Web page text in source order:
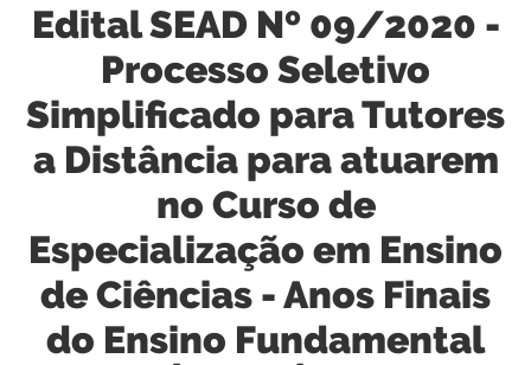
Edital SEAD Nº 09/2020 -
Processo Seletivo
Simplificado para Tutores
a Distância para atuarem
no Curso de
Especialização em Ensino
de Ciências - Anos Finais
do Ensino Fundamental